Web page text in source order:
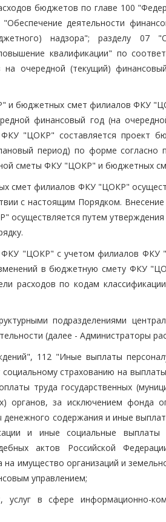
бюджетов по главе 100
деятельности
надзора"; разделу 07
квалификации" по
очередной (текущий)
бюджетных смет филиалов ФКУ
финансовый год (на
"ЦОКР" составляется проект
период) по форме
сметы ФКУ "ЦОКР" и бюджетных
филиалов ФКУ "ЦОКР"
с настоящим Порядком.
путем
ФКУ "ЦОКР" с учетом филиалов
в бюджетную смету ФКУ
расходов по кодам
подразделениями
(далее - Администраторы
112 "Иные выплаты
страхованию на
труда государственных
органов, за исключением фонда
содержания и иные
и иные социальные выплаты
актов Российской
имущество организаций и
управлением;
в сфере информационно-